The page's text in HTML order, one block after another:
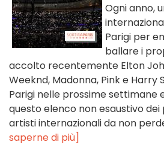
Ogni anno,
Parigi per
ballare i
accolto recentemente Elton
Weeknd, Madonna, Pink e Harry
Parigi nelle prossime settimane
questo elenco non esaustivo
artisti internazionali da non
saperne di più]